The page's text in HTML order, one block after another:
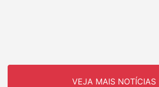
VEJA MAIS NOTÍCIAS